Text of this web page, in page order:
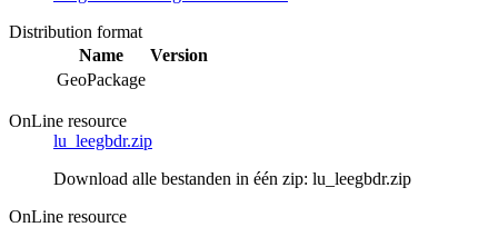
Distribution format
Name
Version
GeoPackage
OnLine resource
lu_leegbdr.zip
Download alle bestanden in één zip: lu_leegbdr.zip
OnLine resource